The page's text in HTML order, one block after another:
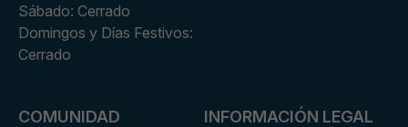
Sábado: Cerrado
Domingos y Días Festivos:
Cerrado
COMUNIDAD INFORMACIÓN LEGAL